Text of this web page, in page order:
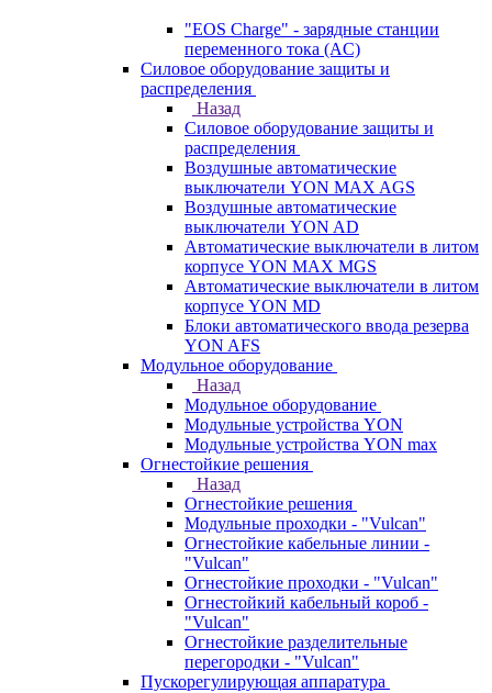
"EOS Charge" - зарядные станции
переменного тока (AC)
Силовое оборудование защиты и
распределения
Назад
Силовое оборудование защиты и
распределения
Воздушные автоматические
выключатели YON MAX AGS
Воздушные автоматические
выключатели YON AD
Автоматические выключатели в литом
корпусе YON MAX MGS
Автоматические выключатели в литом
корпусе YON MD
Блоки автоматического ввода резерва
YON AFS
Модульное оборудование
Назад
Модульное оборудование
Модульные устройства YON
Модульные устройства YON max
Огнестойкие решения
Назад
Огнестойкие решения
Модульные проходки - "Vulcan"
Огнестойкие кабельные линии -
"Vulcan"
Огнестойкие проходки - "Vulcan"
Огнестойкий кабельный короб -
"Vulcan"
Огнестойкие разделительные
перегородки - "Vulcan"
Пускорегулирующая аппаратура